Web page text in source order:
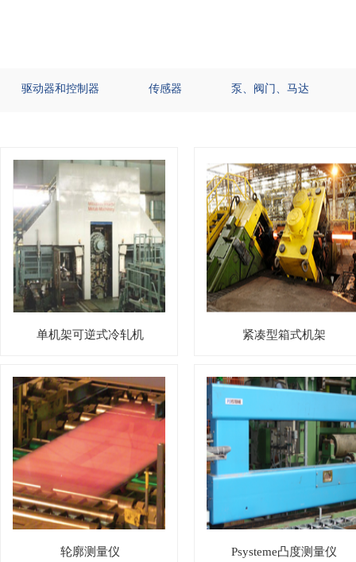
驱动器和控制器 传感器 泵、阀门、马达
单机架可逆式冷轧机 紧凑型箱式机架
轮廓测量仪 Psysteme凸度测量仪